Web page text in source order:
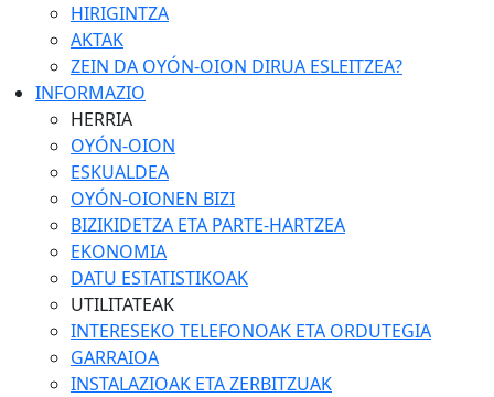
HIRIGINTZA
AKTAK
ZEIN DA OYÓN-OION DIRUA ESLEITZEA?
INFORMAZIO
HERRIA
OYÓN-OION
ESKUALDEA
OYÓN-OIONEN BIZI
BIZIKIDETZA ETA PARTE-HARTZEA
EKONOMIA
DATU ESTATISTIKOAK
UTILITATEAK
INTERESEKO TELEFONOAK ETA ORDUTEGIA
GARRAIOA
INSTALAZIOAK ETA ZERBITZUAK